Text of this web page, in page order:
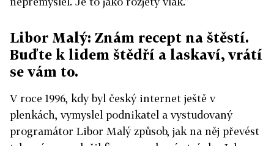
Libor Malý: Znám recept na štěstí.
Buďte k lidem štědří a laskaví, vrátí
se vám to.
V roce 1996, kdy byl český internet ještě v
plenkách, vymyslel podnikatel a vystudovaný
programátor Libor Malý způsob, jak na něj převést